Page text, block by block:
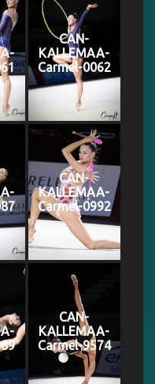
CAN-
KALLEMAA-
Carmel-0062
CAN-
KALLEMAA-
Carmel-0992
CAN-
KALLEMAA-
Carmel-9574